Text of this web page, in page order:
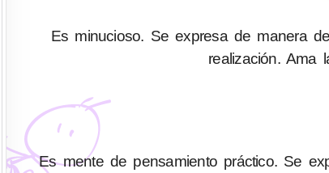
Es minucioso. Se expresa de manera
realización. Ama
Es mente de pensamiento práctico. Se